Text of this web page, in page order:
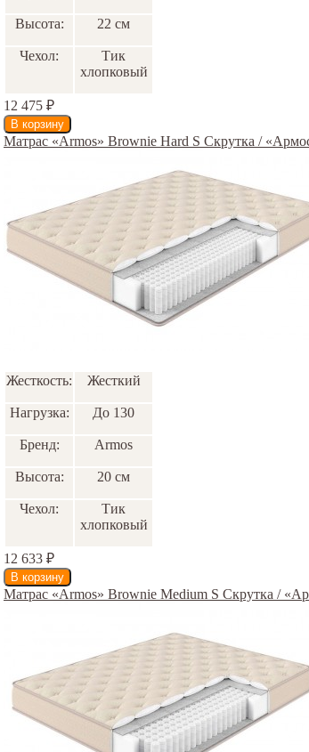
Высота: 22 см
Чехол:
Тик
хлопковый
12 475 ₽
Матрас «Armos» Brownie Hard S Скрутка /
Жесткость: Жесткий
Нагрузка: До 130
Бренд: Armos
Высота: 20 см
Чехол:
Тик
хлопковый
12 633 ₽
Матрас «Armos» Brownie Medium S Скрутка /